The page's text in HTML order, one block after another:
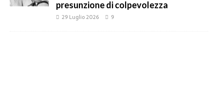
presunzione di colpevolezza
29 Luglio 2026 9